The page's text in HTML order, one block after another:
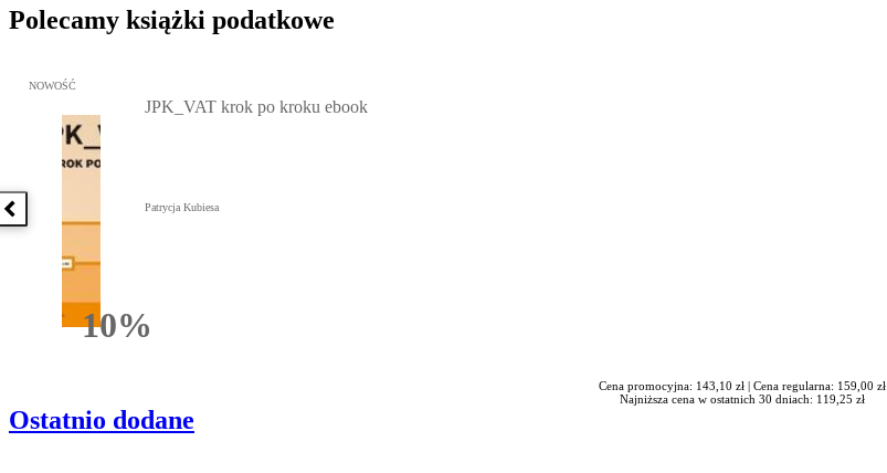
Polecamy książki podatkowe
Poprzednia książka
Przejdź do: JPK_VAT krok po kroku ebook, Patrycja Kubiesa - otwiera się w nowym oknie
NOWOŚĆ
10%Rabatu
JPK_VAT krok po kroku ebook
Patrycja Kubiesa
Cena promocyjna: 143,10 zł | Cena regularna: 159,00 zł
Najniższa cena w ostatnich 30 dniach: 119,25 zł
Ostatnio dodane